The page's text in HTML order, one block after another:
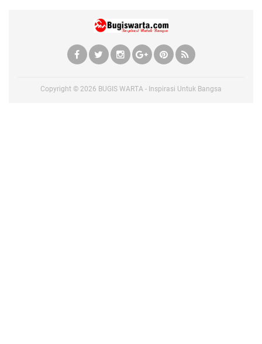
Copyright © 2026 BUGIS WARTA - Inspirasi Untuk Bangsa